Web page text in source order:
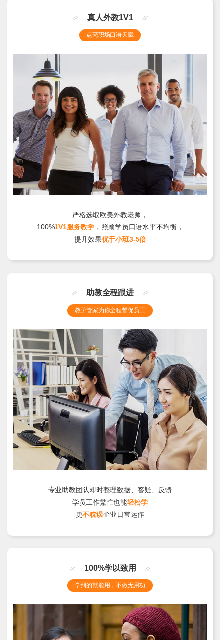
真人外教1V1
点亮职场口语天赋
严格选取欧美外教老师，
100%1V1服务教学，照顾学员口语水平不均衡，
提升效果优于小班3-5倍
助教全程跟进
教学管家为你全程督促员工
专业助教团队即时整理数据、答疑、反馈
学员工作繁忙也能轻松学
更不耽误企业日常运作
100%学以致用
学到的就能用，不做无用功